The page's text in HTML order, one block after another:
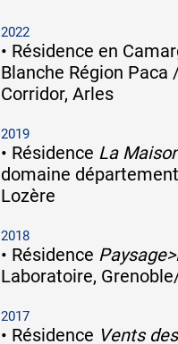
2022
• Résidence en
Blanche Région Paca
Corridor, Arles
2019
• Résidence La
domaine
Lozère
2018
• Résidence
Laboratoire,
2017
• Résidence Vents